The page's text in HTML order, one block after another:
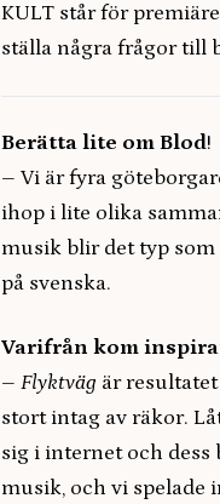
KULT står för
ställa några frågor till
Berätta lite om Blod!
– Vi är fyra
ihop i lite olika
musik blir det typ
på svenska.
Varifrån kom
– Flyktväg är
stort intag av räkor.
sig i internet och
musik, och vi spelade